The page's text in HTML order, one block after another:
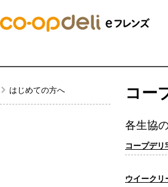
コー
各生協
コープデリ
ウイークリ
はじめての方へ